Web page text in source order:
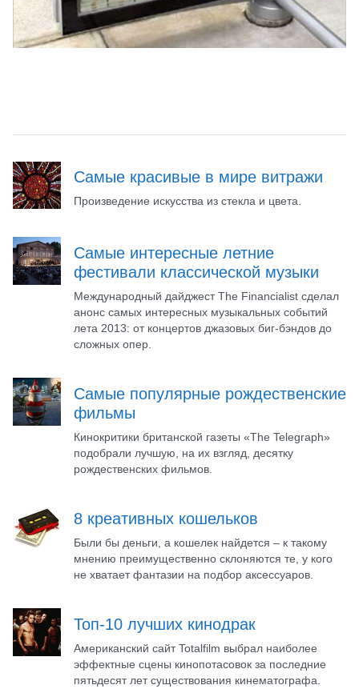
Самые красивые в мире витражи
Произведение искусства из стекла и цвета.
Самые интересные летние
фестивали классической музыки
Международный дайджест The Financialist сделал
анонс самых интересных музыкальных событий
лета 2013: от концертов джазовых биг-бэндов до
сложных опер.
Самые популярные рождественские
фильмы
Кинокритики британской газеты «The Telegraph»
подобрали лучшую, на их взгляд, десятку
рождественских фильмов.
8 креативных кошельков
Были бы деньги, а кошелек найдется – к такому
мнению преимущественно склоняются те, у кого
не хватает фантазии на подбор аксессуаров.
Топ-10 лучших кинодрак
Американский сайт Totalfilm выбрал наиболее
эффектные сцены кинопотасовок за последние
пятьдесят лет существования кинематографа.